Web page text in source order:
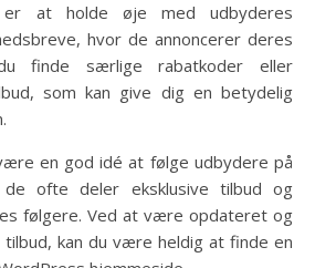
at holde øje med udbyderes
hvor de annoncerer deres
finde særlige rabatkoder eller
som kan give dig en betydelig
en god idé at følge udbydere på
de ofte deler eksklusive tilbud og
følgere. Ved at være opdateret og
kan du være heldig at finde en